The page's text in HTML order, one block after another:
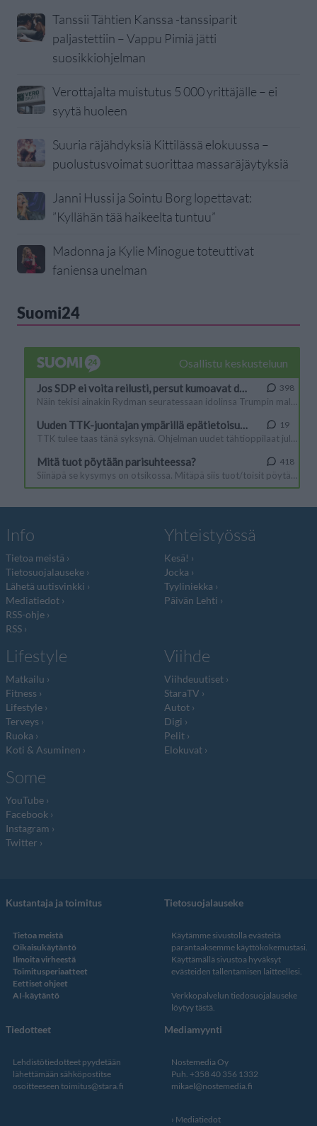
Tanssii Tähtien Kanssa -tanssiparit
paljastettiin – Vappu Pimiä jätti
suosikkiohjelman
Verottajalta muistutus 5 000 yrittäjälle – ei
syytä huoleen
Suuria räjähdyksiä Kittilässä elokuussa –
puolustusvoimat suorittaa massaräjäytyksiä
Janni Hussi ja Sointu Borg lopettavat:
”Kyllähän tää haikeelta tuntuu”
Madonna ja Kylie Minogue toteuttivat
faniensa unelman
Suomi24
Info
Tietoa meistä
Tietosuojalauseke
Lähetä uutisvinkki
Mediatiedot
RSS-ohje
RSS
Yhteistyössä
Kesä!
Jocka
Tyyliniekka
Päivän Lehti
Lifestyle
Matkailu
Fitness
Lifestyle
Terveys
Ruoka
Koti & Asuminen
Viihde
Viihdeuutiset
StaraTV
Autot
Digi
Pelit
Elokuvat
Some
YouTube
Facebook
Instagram
Twitter
Kustantaja ja toimitus
Tietoa meistä
Oikaisukäytäntö
Ilmoita virheestä
Toimitusperiaatteet
Eettiset ohjeet
AI-käytäntö
Tietosuojalauseke
Käytämme sivustolla evästeitä
parantaaksemme käyttökokemustasi.
Käyttämällä sivustoa hyväksyt
evästeiden tallentamisen laitteellesi.
Verkkopalvelun tiedosuojalauseke
löytyy tästä.
Tiedotteet
Lehdistötiedotteet pyydetään
lähettämään sähköpostitse
osoitteeseen toimitus@stara.fi
Mediamyynti
Nostemedia Oy
Puh. +358 40 356 1332
mikael@nostemedia.fi
Mediatiedot